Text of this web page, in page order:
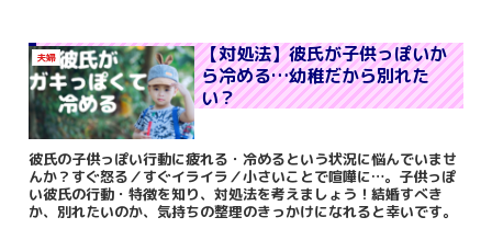
夫婦
【対処法】彼氏が子供っぽいか
ら冷める…幼稚だから別れた
い？
彼氏の子供っぽい行動に疲れる・冷めるという状況に悩んでいませ
んか？すぐ怒る／すぐイライラ／小さいことで喧嘩に…。子供っぽ
い彼氏の行動・特徴を知り、対処法を考えましょう！結婚すべき
か、別れたいのか、気持ちの整理のきっかけになれると幸いです。